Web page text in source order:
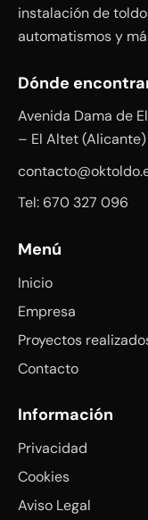
instalación de
automatismos y
Dónde
Avenida Dama de
– El Altet (Alicante)
Tel: 670 327 096
Menú
Inicio
Empresa
Proyectos
Contacto
Información
Privacidad
Cookies
Aviso Legal